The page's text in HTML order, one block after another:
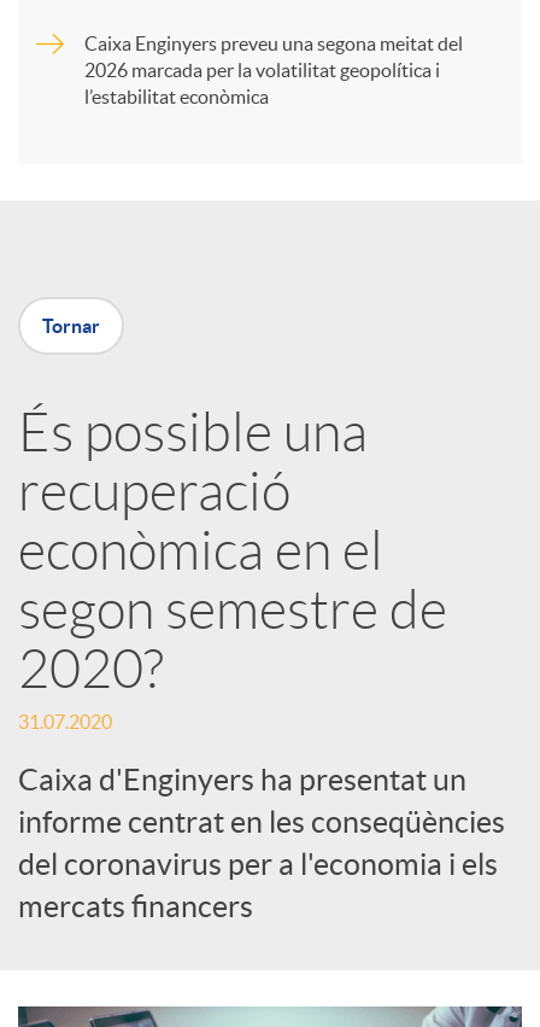
X
r
x
e
s
S
o
c
i
Caixa Enginyers preveu una segona meitat del
2026 marcada per la volatilitat geopolítica i
l’estabilitat econòmica
Tornar
És possible una
recuperació
econòmica en el
segon semestre de
2020?
31.07.2020
Caixa d'Enginyers ha presentat un
informe centrat en les conseqüències
del coronavirus per a l'economia i els
mercats financers